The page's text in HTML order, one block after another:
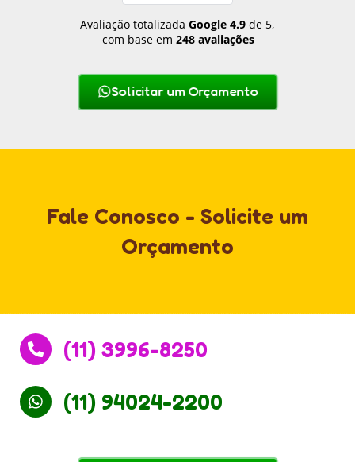
Avaliação totalizada Google 4.9de 5,
com base em 248 avaliações
Solicitar um Orçamento
Fale Conosco - Solicite um
Orçamento
(11) 3996-8250
(11) 94024-2200